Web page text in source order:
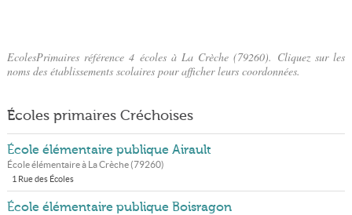
EcolesPrimaires référence 4 écoles à La Crèche (79260). Cliquez sur les
noms des établissements scolaires pour afficher leurs coordonnées.
Écoles primaires Créchoises
École élémentaire publique Airault
École élémentaire à La Crèche(79260)
1 Rue des Écoles
École élémentaire publique Boisragon